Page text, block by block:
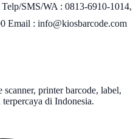
SMS/WA : 0813-6910-1014,
Email : info@kiosbarcode.com
scanner, printer barcode, label,
di Indonesia.